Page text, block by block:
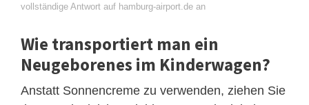
vollständige Antwort auf hamburg-airport.de an
Wie transportiert man ein
Neugeborenes im Kinderwagen?
Anstatt Sonnencreme zu verwenden, ziehen Sie